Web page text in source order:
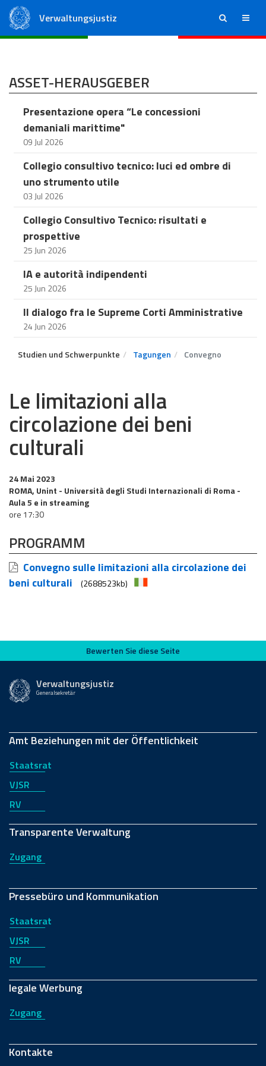
Verwaltungsjustiz ricerca menu
ASSET-HERAUSGEBER
Presentazione opera “Le concessioni
demaniali marittime"
09 Jul 2026
Collegio consultivo tecnico: luci ed ombre di
uno strumento utile
03 Jul 2026
Collegio Consultivo Tecnico: risultati e
prospettive
25 Jun 2026
IA e autorità indipendenti
25 Jun 2026
Il dialogo fra le Supreme Corti Amministrative
24 Jun 2026
Studien und Schwerpunkte Tagungen Convegno
Le limitazioni alla
circolazione dei beni
culturali
24 Mai 2023
ROMA, Unint - Università degli Studi Internazionali di Roma -
Aula 5 e in streaming
ore 17:30
PROGRAMM
Convegno sulle limitazioni alla circolazione dei
beni culturali
(2688523kb)
Bewerten Sie diese Seite
Bewerten Sie diese Seite
Verwaltungsjustiz
Generalsekretär
Amt Beziehungen mit der Öffentlichkeit
Staatsrat
VJSR
RV
Transparente Verwaltung
Zugang
Pressebüro und Kommunikation
Staatsrat
VJSR
RV
legale Werbung
Zugang
Kontakte